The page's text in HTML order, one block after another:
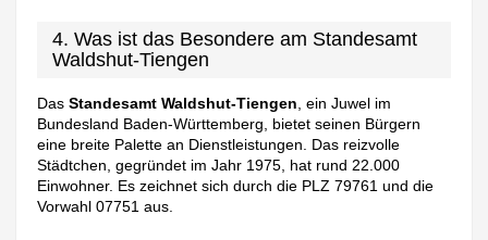
4. Was ist das Besondere am Standesamt
Waldshut-Tiengen
DasStandesamt Waldshut-Tiengen, ein Juwel im
Bundesland Baden-Württemberg, bietet seinen Bürgern
eine breite Palette an Dienstleistungen. Das reizvolle
Städtchen, gegründet im Jahr 1975, hat rund 22.000
Einwohner. Es zeichnet sich durch die PLZ 79761 und die
Vorwahl 07751 aus.